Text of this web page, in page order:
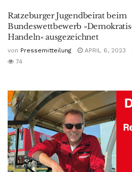
Ratzeburger Jugendbeirat beim
Bundeswettbewerb
Handeln« ausgezeichnet
von Pressemitteilung APRIL 6, 2023
74